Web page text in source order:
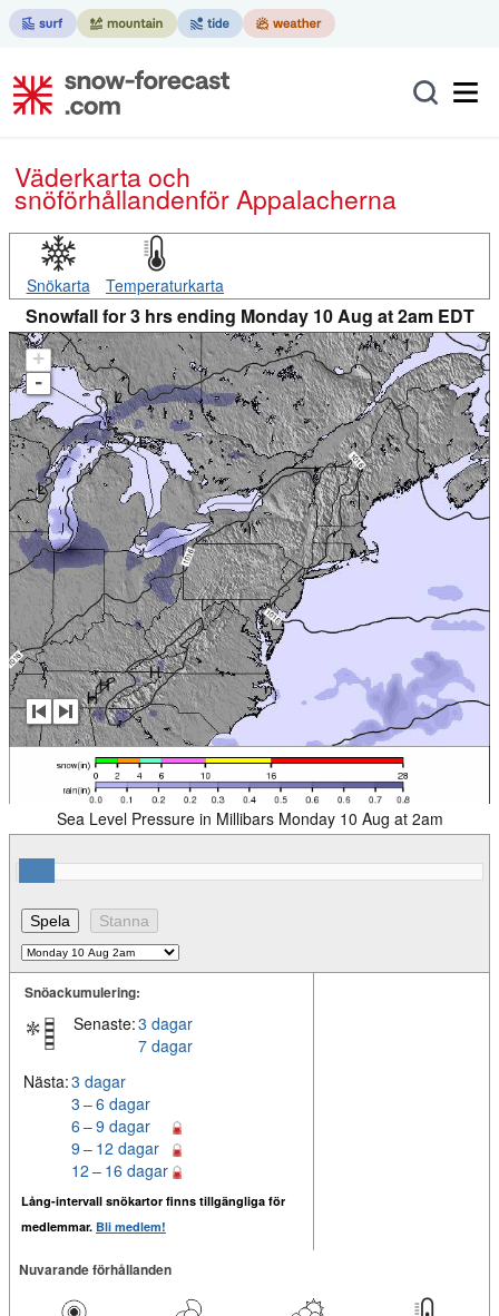
Väderkarta och
snöförhållandenför Appalacherna
Snökarta Temperaturkarta
Snowfall for 3 hrs ending Monday 10 Aug at 2am EDT
+
-
Sea Level Pressure in Millibars Monday 10 Aug at 2am
Snöackumulering:
Senaste:3 dagar
7 dagar
Nästa:3 dagar
3 – 6 dagar
6 – 9 dagar
9 – 12 dagar
12 – 16 dagar
Lång-intervall snökartor finns tillgängliga för
medlemmar. Bli medlem!
Nuvarande förhållanden